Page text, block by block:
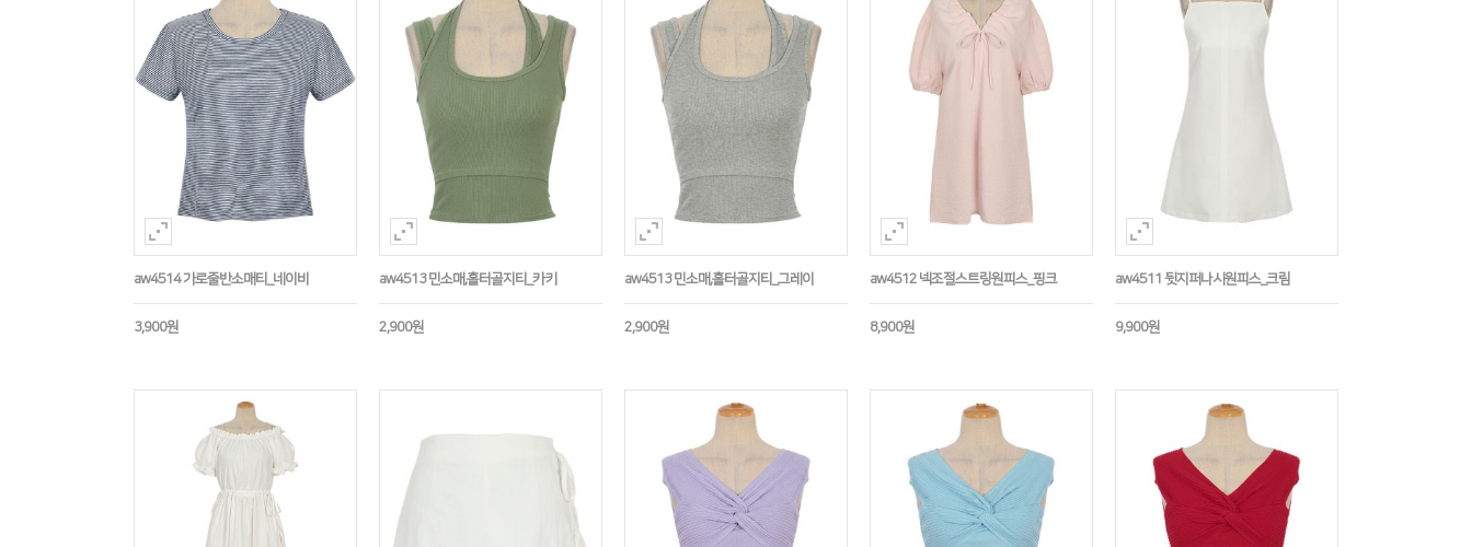
aw4514 가로줄반소매티_네이비
3,900원
aw4513 민소매,홀터골지티_카키
2,900원
aw4513 민소매,홀터골지티_그레이
2,900원
aw4512 넥조절스트링원피스_핑크
8,900원
aw4511 뒷지퍼나시원피스_크림
9,900원